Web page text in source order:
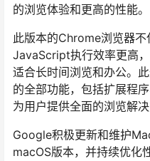
的浏览体验和更高的性能。
此版本的Chrome浏览器
JavaScript执行效率更高，
适合长时间浏览和办公。
的全部功能，包括扩展程
为用户提供全面的浏览解决
Google积极更新和维护
macOS版本，并持续优化